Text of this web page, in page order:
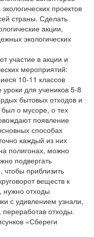
проектов
страны. Сделать
акции,
экологических
участие в акции и
мероприятий:
10-11 классов
уроки для учеников 5-8
бытовых отходов и
о мусоре, о тех
появление
способах
каждый из них
полигонах, можно
подвергать
чтобы приблизить
веществ к
нужно отходы
с удивлением узнали,
отходы.
«Сбереги